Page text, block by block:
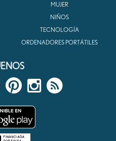
MUJER
NIÑOS
TECNOLOGÍA
ORDENADORES PORTÁTILES